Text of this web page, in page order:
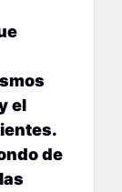
el
de